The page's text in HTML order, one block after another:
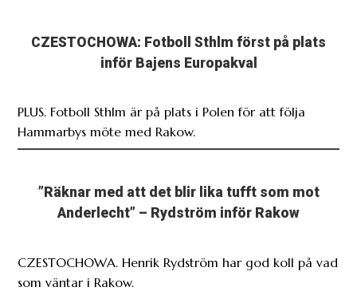
CZESTOCHOWA: Fotboll Sthlm först på plats
inför Bajens Europakval
PLUS. Fotboll Sthlm är på plats i Polen för att följa
Hammarbys möte med Rakow.
”Räknar med att det blir lika tufft som mot
Anderlecht” – Rydström inför Rakow
CZESTOCHOWA. Henrik Rydström har god koll på vad
som väntar i Rakow.